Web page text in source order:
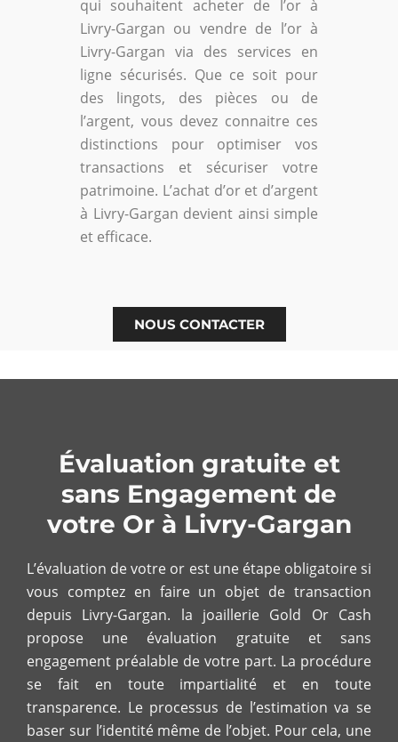
qui souhaitent acheter de l’or à
Livry-Gargan ou vendre de l’or à
Livry-Gargan via des services en
ligne sécurisés. Que ce soit pour
des lingots, des pièces ou de
l’argent, vous devez connaitre ces
distinctions pour optimiser vos
transactions et sécuriser votre
patrimoine. L’achat d’or et d’argent
à Livry-Gargan devient ainsi simple
et efficace.
NOUS CONTACTER
Évaluation gratuite et
sans Engagement de
votre Or à Livry-Gargan
L’évaluation de votre or est une étape obligatoire si
vous comptez en faire un objet de transaction
depuis Livry-Gargan. la joaillerie Gold Or Cash
propose une évaluation gratuite et sans
engagement préalable de votre part. La procédure
se fait en toute impartialité et en toute
transparence. Le processus de l’estimation va se
baser sur l’identité même de l’objet. Pour cela, une